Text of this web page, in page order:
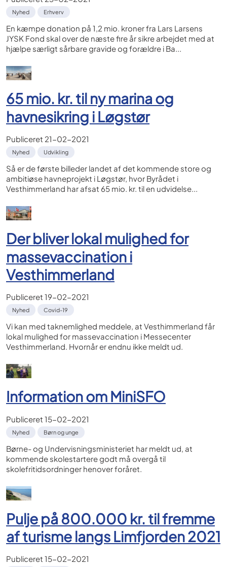
Nyhed Erhverv
En kæmpe donation på 1,2 mio. kroner fra Lars Larsens
JYSK Fond skal over de næste fire år sikre arbejdet med at
hjælpe særligt sårbare gravide og forældre i Ba...
65 mio. kr. til ny marina og
havnesikring i Løgstør
Publiceret 21-02-2021
Nyhed Udvikling
Så er de første billeder landet af det kommende store og
ambitiøse havneprojekt i Løgstør, hvor Byrådet i
Vesthimmerland har afsat 65 mio. kr. til en udvidelse...
Der bliver lokal mulighed for
massevaccination i
Vesthimmerland
Publiceret 19-02-2021
Nyhed Covid-19
Vi kan med taknemlighed meddele, at Vesthimmerland får
lokal mulighed for massevaccination i Messecenter
Vesthimmerland. Hvornår er endnu ikke meldt ud.
Information om MiniSFO
Publiceret 15-02-2021
Nyhed Børn og unge
Børne- og Undervisningsministeriet har meldt ud, at
kommende skolestartere godt må overgå til
skolefritidsordninger henover foråret.
Pulje på 800.000 kr. til fremme
af turisme langs Limfjorden 2021
Publiceret 15-02-2021